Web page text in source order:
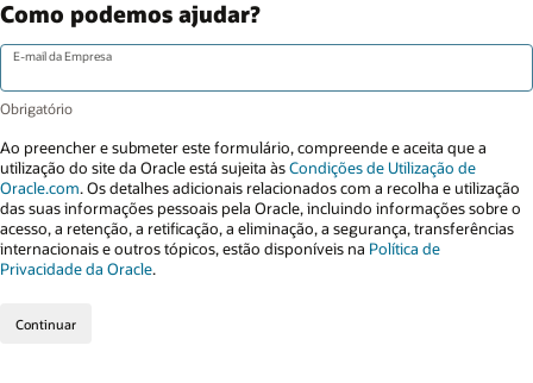
Como podemos ajudar?
E-mail da Empresa
Ao preencher e submeter este formulário, compreende e aceita que a
utilização do site da Oracle está sujeita àsCondições de Utilização de
Oracle.com. Os detalhes adicionais relacionados com a recolha e utilização
das suas informações pessoais pela Oracle, incluindo informações sobre o
acesso, a retenção, a retificação, a eliminação, a segurança, transferências
internacionais e outros tópicos, estão disponíveis na Política de
Privacidade da Oracle.
Continuar